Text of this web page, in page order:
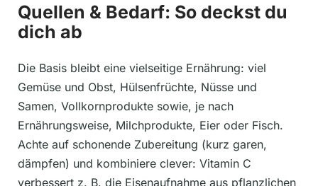
Quellen & Bedarf: So deckst du
dich ab
Die Basis bleibt eine vielseitige Ernährung: viel
Gemüse und Obst, Hülsenfrüchte, Nüsse und
Samen, Vollkornprodukte sowie, je nach
Ernährungsweise, Milchprodukte, Eier oder Fisch.
Achte auf schonende Zubereitung (kurz garen,
dämpfen) und kombiniere clever: Vitamin C
verbessert z. B. die Eisenaufnahme aus pflanzlichen